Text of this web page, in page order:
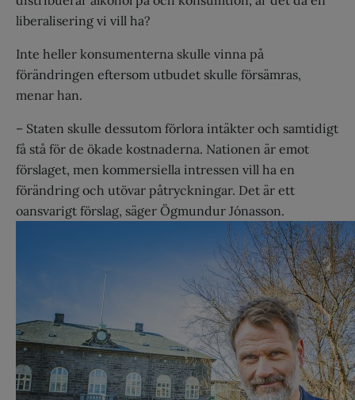
liberalisering vi vill ha?
Inte heller konsumenterna skulle vinna på
förändringen eftersom utbudet skulle försämras,
menar han.
– Staten skulle dessutom förlora intäkter och samtidigt
få stå för de ökade kostnaderna. Nationen är emot
förslaget, men kommersiella intressen vill ha en
förändring och utövar påtryckningar. Det är ett
oansvarigt förslag, säger Ögmundur Jónasson.